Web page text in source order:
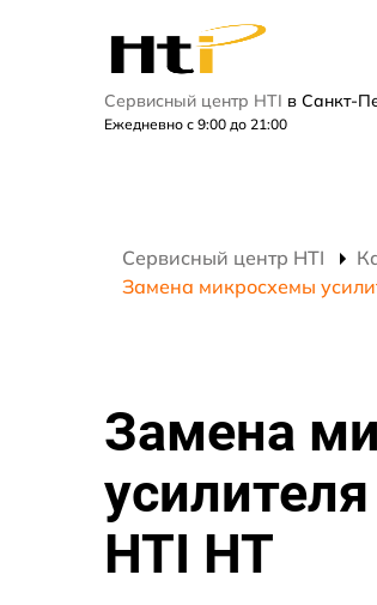
Сервисный центр HTI в Санкт-
Ежедневно с 9:00 до 21:00
Сервисный центр HTI
Замена микросхемы
Замена
HTI HT